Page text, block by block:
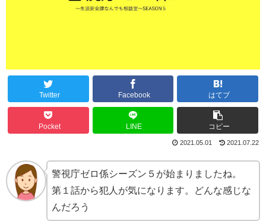
Twitter Facebook はてブ
Pocket LINE コピー
2021.07.22
2021.05.01
警視庁ゼロ係シーズン５が始まりましたね。
第１話から犯人が気になります。どんな感じな
んだろう